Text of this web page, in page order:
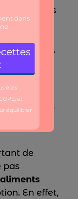
aliments
une
à
globale.
?
de
pas
aliments
En effet,